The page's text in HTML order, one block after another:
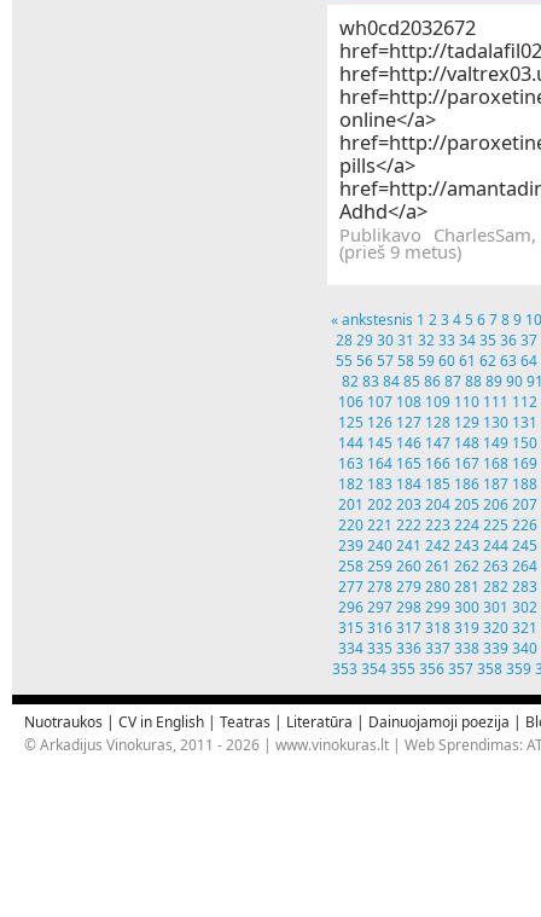
href=http://
href=http://
href=http://
href=http://
href=http://
Adhd</a>
Publikavo
(prieš 9 metus)
« ankstesnis 1 23456789 10
28293031 323334353637
55565758596061 626364
82 83 84 85 86 87 88 89 90
106 107 108 109 110 111 112
125 126 127 128 129 130 131
144 145 146 147 148 149 150
163 164 165 166 167 168 169
182 183 184 185 186 187 188
201 202 203 204 205 206 207
220 221 222 223 224 225 226
239 240 241 242 243 244 245
258 259 260 261 262 263 264
277 278 279 280 281 282 283
296 297 298 299 300 301 302
315 316 317 318 319 320 321
334 335 336 337 338 339 340
353 354 355 356 357 358 359
Nuotraukos | CV in English | Teatras | Literatūra | Dainuojamoji poezija |
© Arkadijus Vinokuras, 2011 - 2026 | www.vinokuras.lt | Web Sprendimas: